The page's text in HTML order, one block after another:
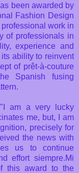
been awarded by
Fashion Design
work in
of professionals in
experience and
ability to reinvent
of prêt-à-couture
Spanish fusing
am a very lucky
me, but, I am
precisely for
the news with
us to continue
effort siempre.Mi
this award to the